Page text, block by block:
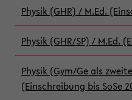
Physik (GHR) / M.Ed.
Physik (GHR/SP) / M.Ed.
Physik (Gym/Ge als
(Einschreibung bis SoSe